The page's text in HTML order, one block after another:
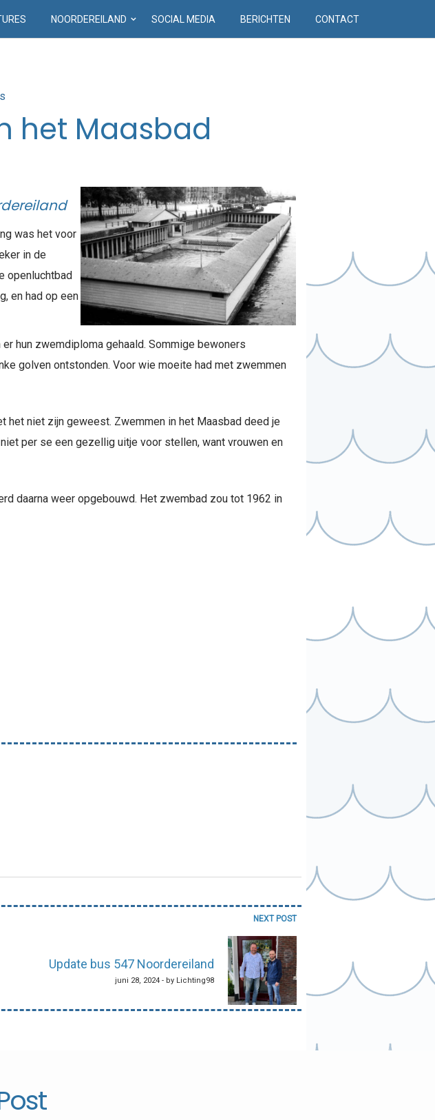
NOORDEREILAND SOCIAL MEDIA BERICHTEN CONTACT
het Maasbad
was het voor
in de
openluchtbad
en had op een
hun zwemdiploma gehaald. Sommige bewoners
golven ontstonden. Voor wie moeite had met zwemmen
het niet zijn geweest. Zwemmen in het Maasbad deed je
per se een gezellig uitje voor stellen, want vrouwen en
daarna weer opgebouwd. Het zwembad zou tot 1962 in
NEXT POST
Update bus 547 Noordereiland
juni 28, 2024 - by Lichting98